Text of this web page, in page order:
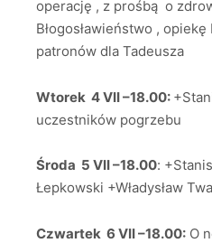
operację , z prośbą o
Błogosławieństwo ,
patronów dla Tadeusza
Wtorek 4 VII –18.00:
uczestników pogrzebu
Środa 5 VII –18.00:
Łepkowski +Władysław
Czwartek 6 VII –18.00: O